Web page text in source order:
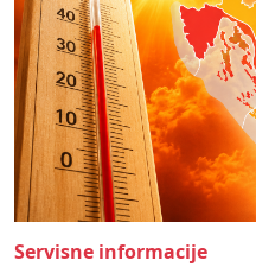
Servisne informacije